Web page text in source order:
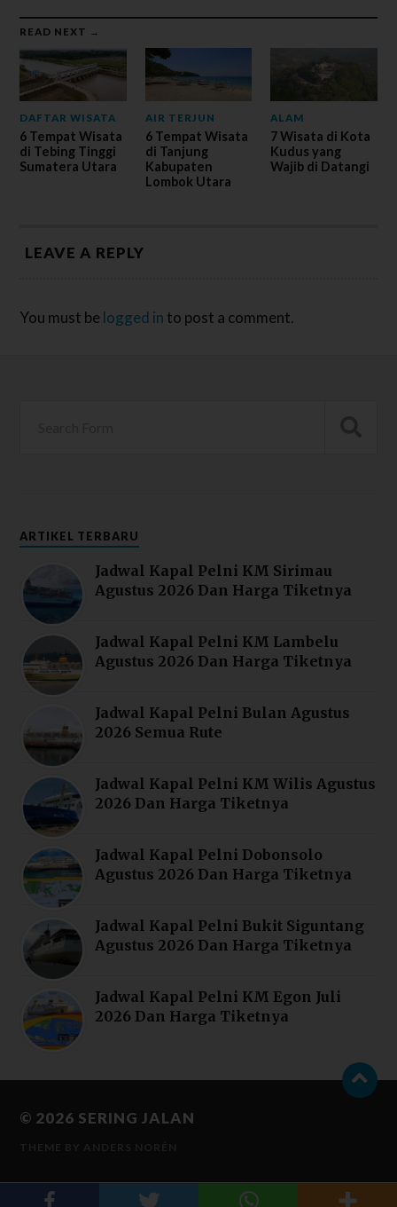
READ NEXT →
DAFTAR WISATA
6 Tempat Wisata
di Tebing Tinggi
Sumatera Utara
AIR TERJUN
6 Tempat Wisata
di Tanjung
Kabupaten
Lombok Utara
ALAM
7 Wisata di Kota
Kudus yang
Wajib di Datangi
LEAVE A REPLY
You must be logged in to post a comment.
ARTIKEL TERBARU
Jadwal Kapal Pelni KM Sirimau
Agustus 2026 Dan Harga Tiketnya
Jadwal Kapal Pelni KM Lambelu
Agustus 2026 Dan Harga Tiketnya
Jadwal Kapal Pelni Bulan Agustus
2026 Semua Rute
Jadwal Kapal Pelni KM Wilis Agustus
2026 Dan Harga Tiketnya
Jadwal Kapal Pelni Dobonsolo
Agustus 2026 Dan Harga Tiketnya
Jadwal Kapal Pelni Bukit Siguntang
Agustus 2026 Dan Harga Tiketnya
Jadwal Kapal Pelni KM Egon Juli
2026 Dan Harga Tiketnya
© 2026 SERING JALAN